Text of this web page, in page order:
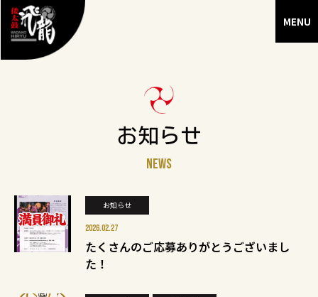
お知らせ
NEWS
お知らせ
2026.02.27
たくさんのご応募ありがとうございまし
た！